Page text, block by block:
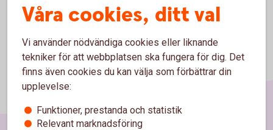
Våra cookies, ditt val
Vi använder nödvändiga cookies eller liknande
tekniker för att webbplatsen ska fungera för dig. Det
finns även cookies du kan välja som förbättrar din
upplevelse:
Funktioner, prestanda och statistik
Relevant marknadsföring